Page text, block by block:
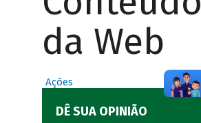
da Web
Ações
DÊ SUA OPINIÃO